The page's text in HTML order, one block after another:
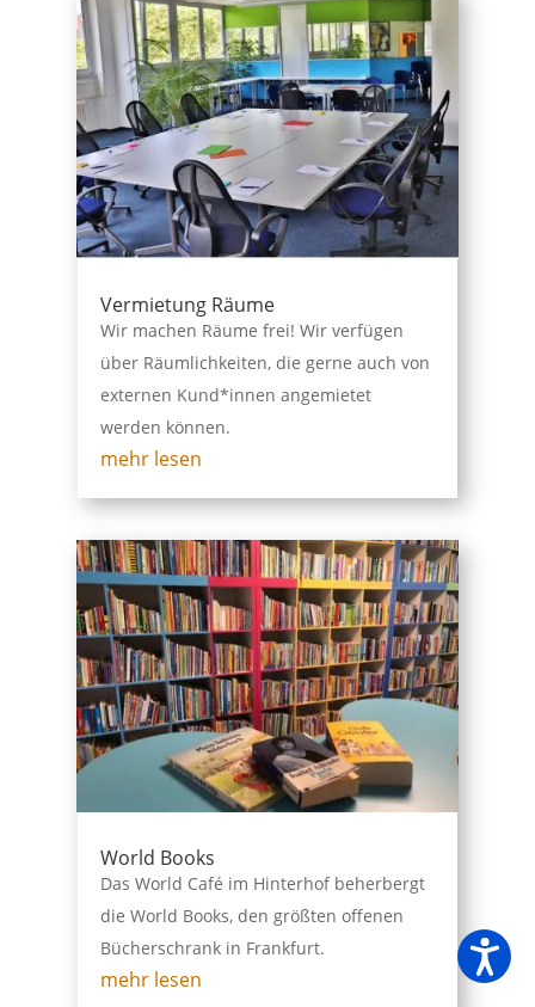
Vermietung Räume
Wir machen Räume frei! Wir verfügen
über Räumlichkeiten, die gerne auch von
externen Kund*innen angemietet
werden können.
mehr lesen
World Books
Das World Café im Hinterhof beherbergt
die World Books, den größten offenen
Bücherschrank in Frankfurt.
mehr lesen